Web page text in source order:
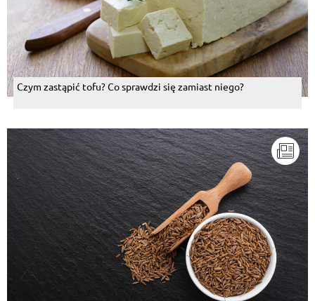
Czym zastąpić tofu? Co sprawdzi się zamiast niego?